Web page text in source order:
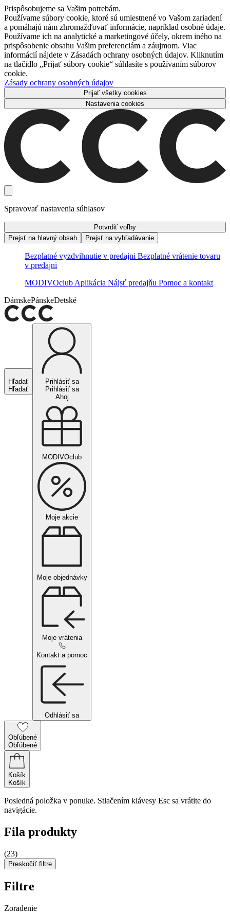
Prispôsobujeme sa Vašim potrebám.
Používame súbory cookie, ktoré sú umiestnené vo Vašom zariadení
a pomáhajú nám zhromažďovať informácie, napríklad osobné údaje.
Používame ich na analytické a marketingové účely, okrem iného na
prispôsobenie obsahu Vašim preferenciám a záujmom. Viac
informácií nájdete v Zásadách ochrany osobných údajov. Kliknutím
na tlačidlo „Prijať súbory cookie“ súhlasíte s používaním súborov
cookie.
Zásady ochrany osobných údajov
Prijať všetky cookies
Nastavenia cookies
Spravovať nastavenia súhlasov
Potvrdiť voľby
Prejsť na hlavný obsah
Prejsť na vyhľadávanie
Bezplatné vyzdvihnutie v predajni Bezplatné vrátenie tovaru
v predajni
MODIVOclub Aplikácia Nájsť predajňu Pomoc a kontakt
DámskePánskeDetské
Hľadať
Hľadať
Prihlásiť sa
Prihlásiť sa
Ahoj
MODIVOclub
Moje akcie
Moje objednávky
Moje vrátenia
Kontakt a pomoc
Odhlásiť sa
Obľúbené
Obľúbené
Košík
Košík
Posledná položka v ponuke. Stlačením klávesy Esc sa vrátite do
navigácie.
Fila produkty
(23)
Preskočiť filtre
Filtre
Zoradenie